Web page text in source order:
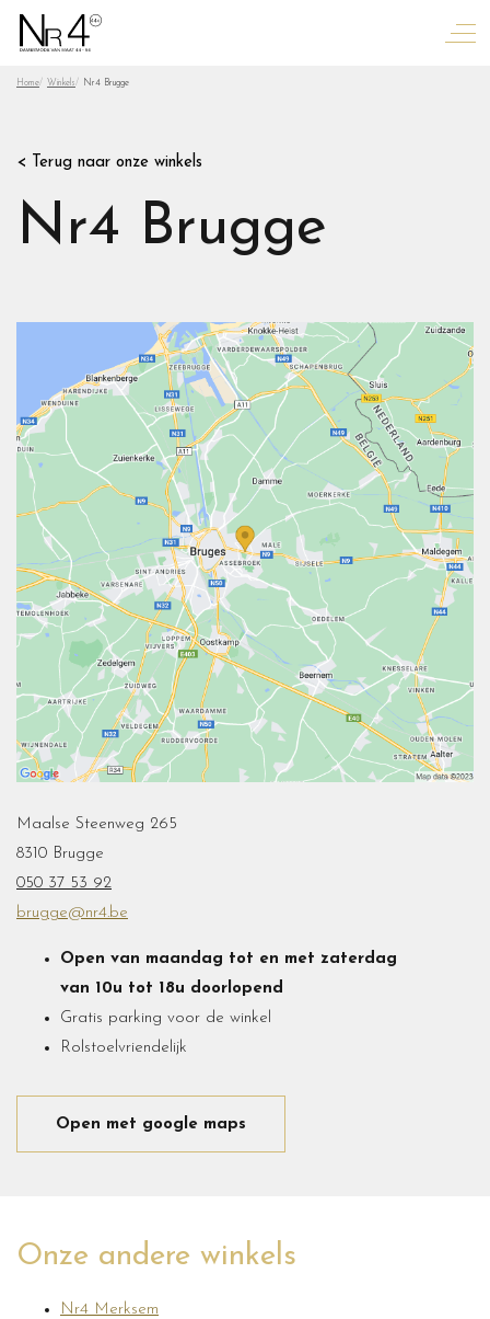
Home Winkels Nr4 Brugge
< Terug naar onze winkels
Nr4 Brugge
Maalse Steenweg 265
8310 Brugge
050 37 53 92
brugge@nr4.be
Open van maandag tot en met zaterdag
van 10u tot 18u doorlopend
Gratis parking voor de winkel
Rolstoelvriendelijk
Open met google maps
Onze andere winkels
Nr4 Merksem